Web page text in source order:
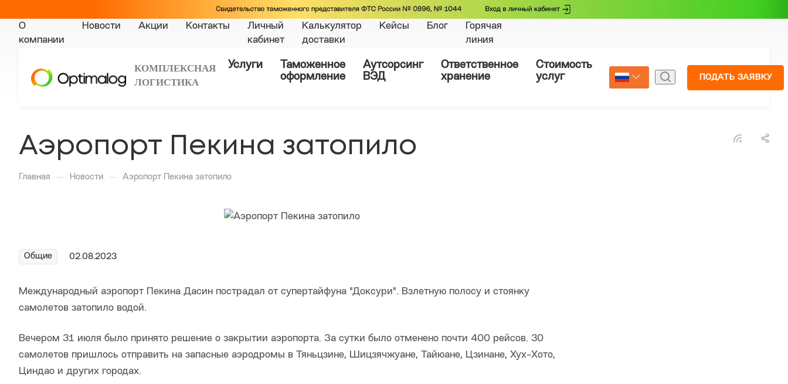
О
компании
Новости Акции Контакты
Личный
кабинет
Калькулятор
доставки
Кейсы Блог
Горячая
линия
КОМПЛЕКСНАЯ
ЛОГИСТИКА
Услуги
Таможенное
оформление
Аутсорсинг
ВЭД
Ответственное
хранение
Стоимость
услуг
Страхование
Select Language
ПОДАТЬ ЗАЯВКУ
Аэропорт Пекина затопило
Главная — Новости — Аэропорт Пекина затопило
Общие 02.08.2023
Международный аэропорт Пекина Дасин пострадал от супертайфуна "Доксури". Взлетную полосу и стоянку
самолетов затопило водой.
Вечером 31 июля было принято решение о закрытии аэропорта. За сутки было отменено почти 400 рейсов. 30
самолетов пришлось отправить на запасные аэродромы в Тяньцзине, Шицзячжуане, Тайюане, Цзинане, Хух-Хото,
Циндао и других городах.